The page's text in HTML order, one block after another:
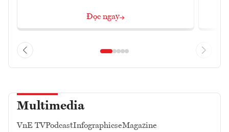
Đọc ngay
Multimedia
VnE TVPodcastInfographicseMagazine